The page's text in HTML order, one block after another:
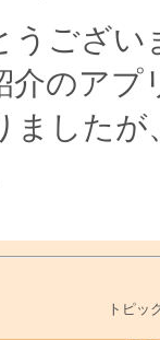
うござい
介のア
ました
トピッ